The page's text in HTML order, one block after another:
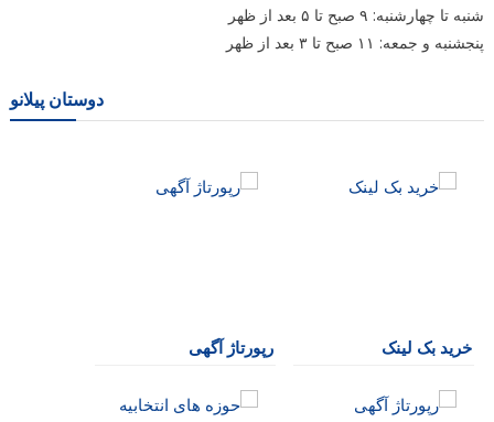
شنبه تا چهارشنبه: ۹ صبح تا ۵ بعد از ظهر
پنجشنبه و جمعه: ۱۱ صبح تا ۳ بعد از ظهر
دوستان پیلانو
خرید بک لینک رپورتاژ آگهی